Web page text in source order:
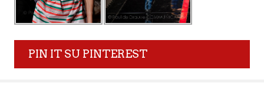
PIN IT SU PINTEREST